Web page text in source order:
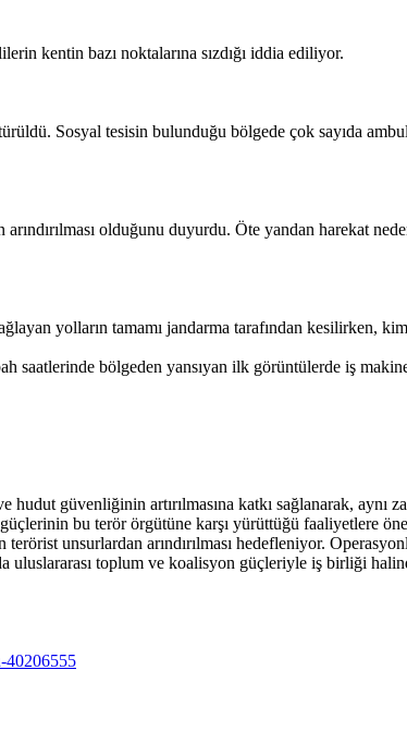
kentin bazı noktalarına sızdığı iddia ediliyor.
Sosyal tesisin bulunduğu bölgede çok sayıda
olduğunu duyurdu. Öte yandan harekat
yolların tamamı jandarma tarafından kesilirken,
saatlerinde bölgeden yansıyan ilk görüntülerde iş
hudut güvenliğinin artırılmasına katkı sağlanarak,
bu terör örgütüne karşı yürüttüğü faaliyetlere
unsurlardan arındırılması hedefleniyor.
toplum ve koalisyon güçleriyle iş birliği
40206555